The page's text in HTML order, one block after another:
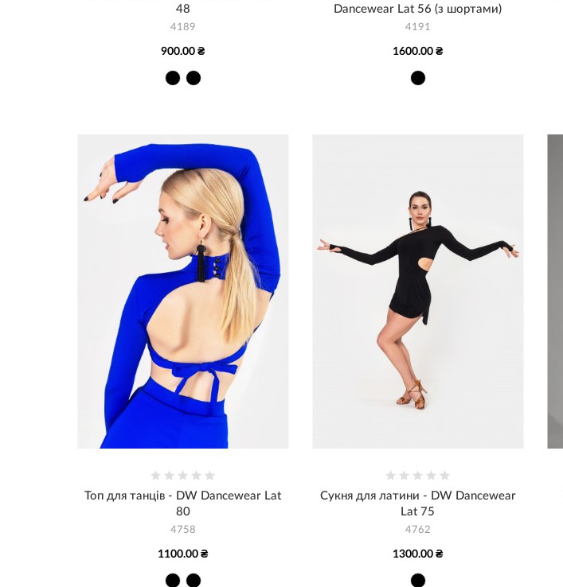
48
4189
900.00 ₴
Dancewear Lat 56 (з шортами)
4191
1600.00 ₴
Топ для танців - DW Dancewear Lat
80
4758
1100.00 ₴
Сукня для латини - DW Dancewear
Lat 75
4762
1300.00 ₴